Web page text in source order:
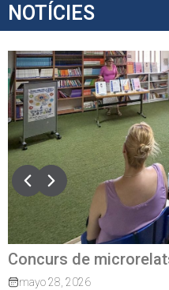
NOTÍCIES
Quan el camí
per guiar els nostres